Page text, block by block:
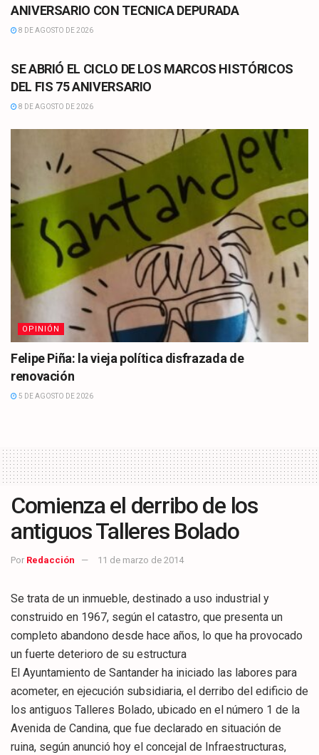
ANIVERSARIO CON TECNICA DEPURADA
8 DE AGOSTO DE 2026
SE ABRIÓ EL CICLO DE LOS MARCOS HISTÓRICOS
DEL FIS 75 ANIVERSARIO
8 DE AGOSTO DE 2026
OPINIÓN
Felipe Piña: la vieja política disfrazada de
renovación
5 DE AGOSTO DE 2026
Comienza el derribo de los
antiguos Talleres Bolado
Por Redacción 11 de marzo de 2014
Se trata de un inmueble, destinado a uso industrial y
construido en 1967, según el catastro, que presenta un
completo abandono desde hace años, lo que ha provocado
un fuerte deterioro de su estructura
El Ayuntamiento de Santander ha iniciado las labores para
acometer, en ejecución subsidiaria, el derribo del edificio de
los antiguos Talleres Bolado, ubicado en el número 1 de la
Avenida de Candina, que fue declarado en situación de
ruina, según anunció hoy el concejal de Infraestructuras,